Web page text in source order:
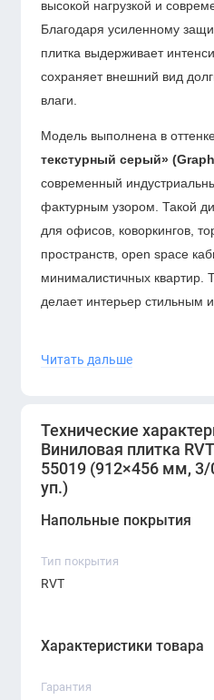
высокой нагрузкой и
Благодаря усиленному
плитка выдерживает
сохраняет внешний вид
влаги.
Модель выполнена в
текстурный серый»
современный
фактурным узором. Такой
для офисов, коворкингов,
пространств, open space
минималистичных квартир.
делает интерьер стильным
цельного покрытия и
Читать дальше
Технические
Виниловая плитка
55019 (912×456 мм,
уп.)
Напольные покрытия
Тип покрытия
RVT
Характеристики товара
Гарантия